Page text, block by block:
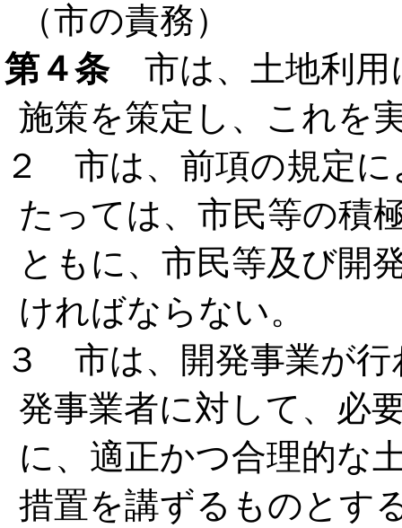
（市の責務）
第４条市は、土地利用
施策を策定し、これを
２ 市は、前項の規定に
たっては、市民等の積
ともに、市民等及び開
ければならない。
３ 市は、開発事業が行
発事業者に対して、必
に、適正かつ合理的な
措置を講ずるものとす